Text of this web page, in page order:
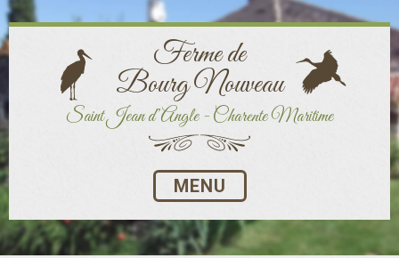
Ferme de
Bourg Nouveau
Saint Jean d’Angle - Charente Maritime
MENU